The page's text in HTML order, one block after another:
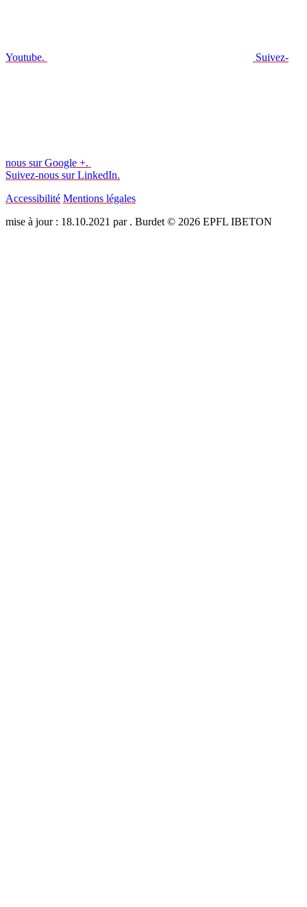
Youtube. Suivez-
nous sur Google +.
Suivez-nous sur LinkedIn.
Accessibilité Mentions légales
mise à jour : 18.10.2021 par . Burdet © 2026 EPFL IBETON